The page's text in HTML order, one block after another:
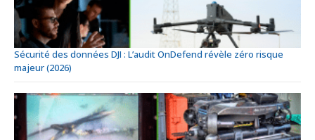
Sécurité des données DJI : L’audit OnDefend révèle zéro risque
majeur (2026)